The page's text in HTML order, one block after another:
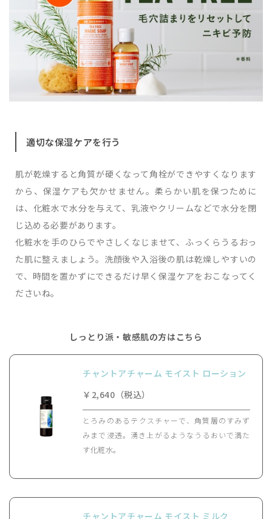
適切な保湿ケアを行う
肌が乾燥すると角質が硬くなって角栓ができやすくなります
から、保湿ケアも欠かせません。柔らかい肌を保つために
は、化粧水で水分を与えて、乳液やクリームなどで水分を閉
じ込める必要があります。
化粧水を手のひらでやさしくなじませて、ふっくらうるおっ
た肌に整えましょう。洗顔後や入浴後の肌は乾燥しやすいの
で、時間を置かずにできるだけ早く保湿ケアをおこなってく
ださいね。
しっとり派・敏感肌の方はこちら
チャントアチャーム モイスト ローション
￥2,640（税込）
とろみのあるテクスチャーで、角質層のすみず
みまで浸透。湧き上がるようなうるおいで満た
す化粧水。
チャントアチャーム モイスト ミルク